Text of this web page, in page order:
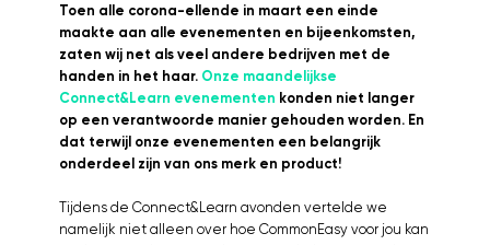
Social
Community
Facebook
Instagram
Linkedin
Toen alle corona-ellende in maart een einde
maakte aan alle evenementen en bijeenkomsten,
zaten wij net als veel andere bedrijven met de
handen in het haar. Onze maandelijkse
Connect&Learn evenementen konden niet langer
op een verantwoorde manier gehouden worden. En
dat terwijl onze evenementen een belangrijk
onderdeel zijn van ons merk en product!
Tijdens de Connect&Learn avonden vertelde we
namelijk niet alleen over hoe CommonEasy voor jou kan